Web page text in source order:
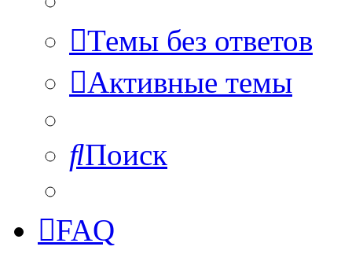
Темы без ответов
Активные темы
Поиск
FAQ